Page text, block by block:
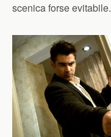
scenica forse evitabile.